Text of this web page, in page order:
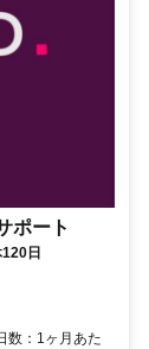
ポート
日
数：1ヶ月あた